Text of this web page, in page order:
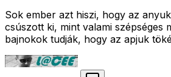
Sok ember azt hiszi, hogy az
csúszott ki, mint valami szépséges
bajnokok tudják, hogy az apjuk